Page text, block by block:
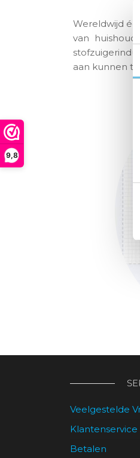
9,8
Wereldwijd
van
aan kunnen
Veelgestelde
Klantenservice
Betalen